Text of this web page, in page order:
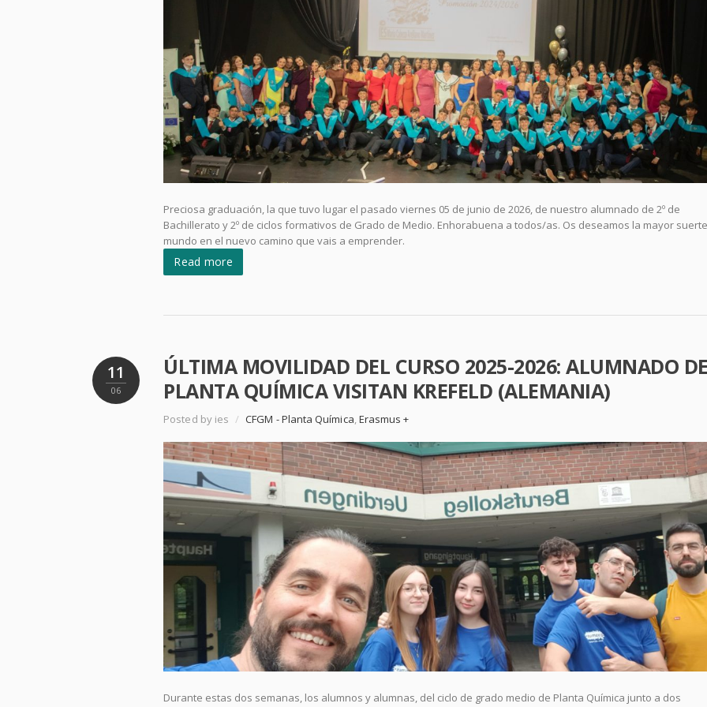
Preciosa graduación, la que tuvo lugar el pasado viernes 05 de junio de 2026, de nuestro alumnado de 2º de
Bachillerato y 2º de ciclos formativos de Grado de Medio. Enhorabuena a todos/as. Os deseamos la mayor
mundo en el nuevo camino que vais a emprender.
Read more
11
06
ÚLTIMA MOVILIDAD DEL CURSO 2025-2026: ALUMNADO
PLANTA QUÍMICA VISITAN KREFELD (ALEMANIA)
Posted by ies / CFGM - Planta Química,Erasmus +
Durante estas dos semanas, los alumnos y alumnas, del ciclo de grado medio de Planta Química junto a dos